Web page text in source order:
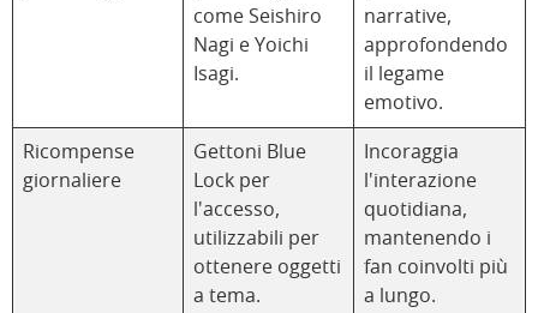
come Seishiro
Nagi e Yoichi
Isagi.
narrative,
approfondendo
il legame
emotivo.
Ricompense
giornaliere
Gettoni Blue
Lock per
l'accesso,
utilizzabili per
ottenere oggetti
a tema.
Incoraggia
l'interazione
quotidiana,
mantenendo i
fan coinvolti più
a lungo.